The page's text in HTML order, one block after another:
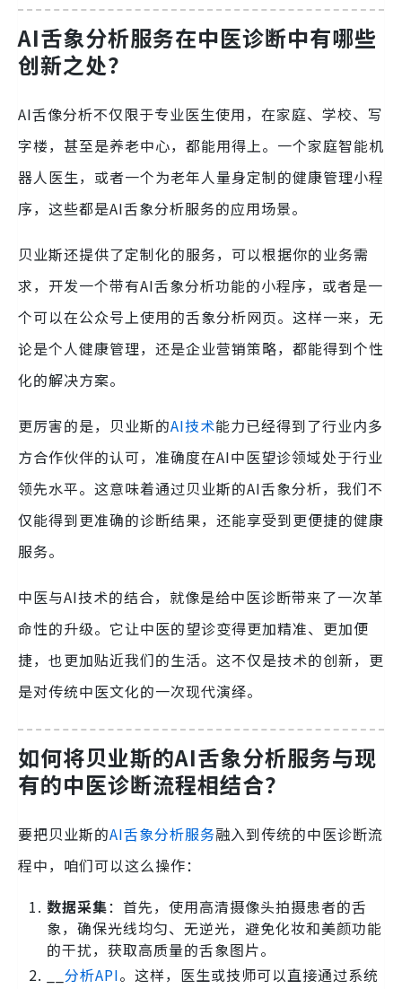
AI舌象分析服务在中医诊断中有哪些
创新之处？
AI舌像分析不仅限于专业医生使用，在家庭、学校、写
字楼，甚至是养老中心，都能用得上。一个家庭智能机
器人医生，或者一个为老年人量身定制的健康管理小程
序，这些都是AI舌象分析服务的应用场景。
贝业斯还提供了定制化的服务，可以根据你的业务需
求，开发一个带有AI舌象分析功能的小程序，或者是一
个可以在公众号上使用的舌象分析网页。这样一来，无
论是个人健康管理，还是企业营销策略，都能得到个性
化的解决方案。
更厉害的是，贝业斯的AI技术能力已经得到了行业内多
方合作伙伴的认可，准确度在AI中医望诊领域处于行业
领先水平。这意味着通过贝业斯的AI舌象分析，我们不
仅能得到更准确的诊断结果，还能享受到更便捷的健康
服务。
中医与AI技术的结合，就像是给中医诊断带来了一次革
命性的升级。它让中医的望诊变得更加精准、更加便
捷，也更加贴近我们的生活。这不仅是技术的创新，更
是对传统中医文化的一次现代演绎。
如何将贝业斯的AI舌象分析服务与现
有的中医诊断流程相结合？
要把贝业斯的AI舌象分析服务融入到传统的中医诊断流
程中，咱们可以这么操作：
数据采集：首先，使用高清摄像头拍摄患者的舌
象，确保光线均匀、无逆光，避免化妆和美颜功能
的干扰，获取高质量的舌象图片。
分析API。这样，医生或技师可以直接通过系统